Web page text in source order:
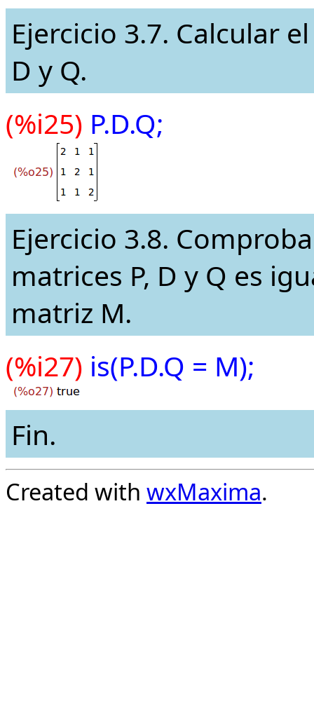
Ejercicio 3.7. Calcular
D y Q.
(%i25) P.D.Q;
Ejercicio 3.8.
matrices P, D y Q es
matriz M.
(%i27) is(P.D.Q = M);
Fin.
Created with wxMaxima.